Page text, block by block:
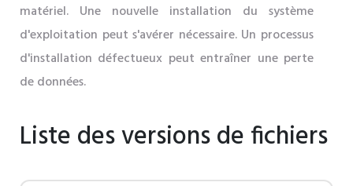
matériel. Une nouvelle installation du système
d'exploitation peut s'avérer nécessaire. Un processus
d'installation défectueux peut entraîner une perte
de données.
Liste des versions de fichiers